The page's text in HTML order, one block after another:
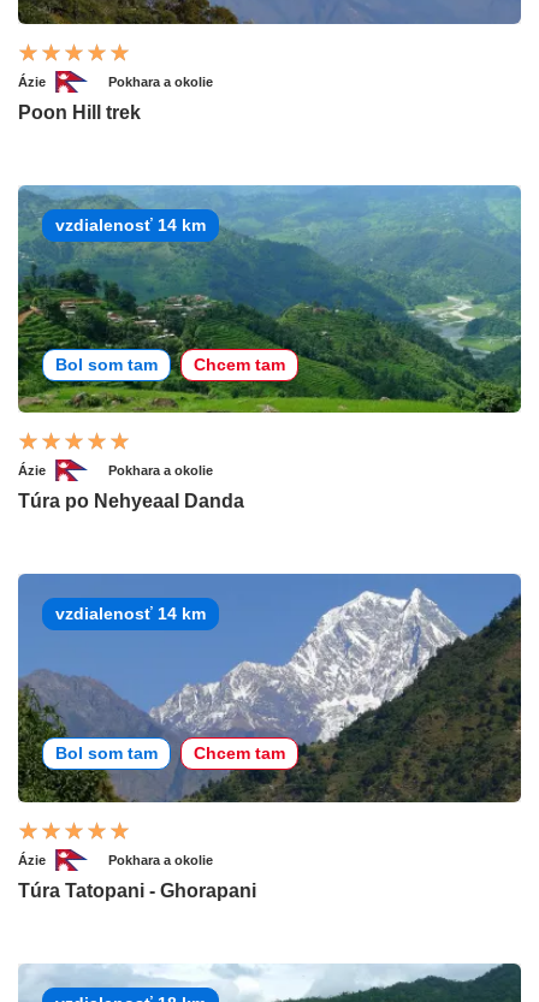
Ázie Pokhara a okolie
Poon Hill trek
vzdialenosť 14 km
Bol som tam Chcem tam
Ázie Pokhara a okolie
Túra po Nehyeaal Danda
vzdialenosť 14 km
Bol som tam Chcem tam
Ázie Pokhara a okolie
Túra Tatopani - Ghorapani